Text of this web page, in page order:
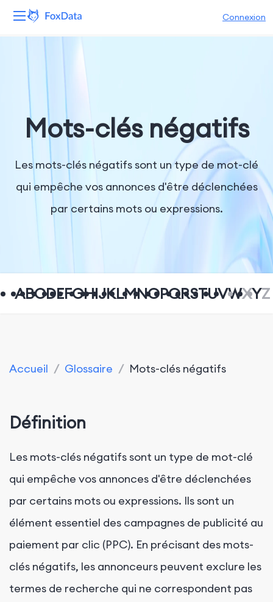
Connexion
Solutions
Ressources
Entreprise
Mots-clés négatifs
Les mots-clés négatifs sont un type de mot-clé
qui empêche vos annonces d'être déclenchées
par certains mots ou expressions.
ABCDEFGHIJKLMNOPQRSTUVWXYZ
Accueil / Glossaire / Mots-clés négatifs
Définition
Les mots-clés négatifs sont un type de mot-clé
qui empêche vos annonces d'être déclenchées
par certains mots ou expressions. Ils sont un
élément essentiel des campagnes de publicité au
paiement par clic (PPC). En précisant des mots-
clés négatifs, les annonceurs peuvent exclure les
termes de recherche qui ne correspondent pas